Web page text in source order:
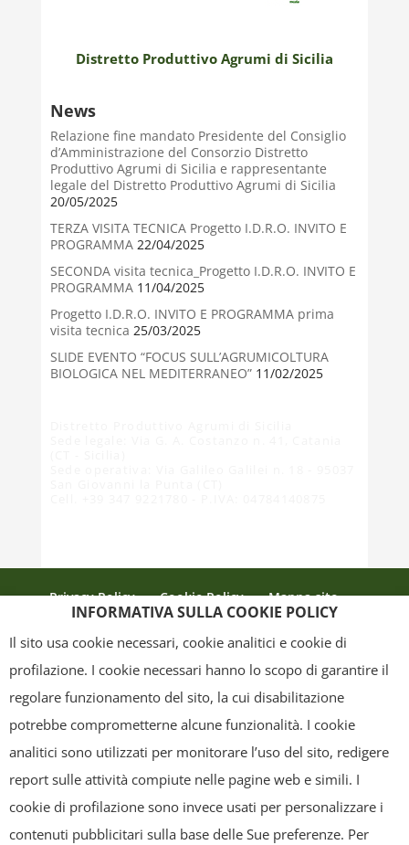
Distretto Produttivo Agrumi di Sicilia
News
Relazione fine mandato Presidente del Consiglio
d’Amministrazione del Consorzio Distretto
Produttivo Agrumi di Sicilia e rappresentante
legale del Distretto Produttivo Agrumi di Sicilia
20/05/2025
TERZA VISITA TECNICA Progetto I.D.R.O. INVITO E
PROGRAMMA22/04/2025
SECONDA visita tecnica_Progetto I.D.R.O. INVITO E
PROGRAMMA11/04/2025
Progetto I.D.R.O. INVITO E PROGRAMMA prima
visita tecnica 25/03/2025
SLIDE EVENTO “FOCUS SULL’AGRUMICOLTURA
BIOLOGICA NEL MEDITERRANEO”11/02/2025
Privacy Policy Cookie Policy
Mappa sito
grafica ed il layout) sono di proprietà del "Distretto Produttivo Agrumi di
Sicilia" e tutelati dal diritto d’autore. È pertanto vietato copiarli,
pubblicarli, riscriverli, commercializzarli, distribuirli, anche soltanto in
parte. Tutti i documenti presenti su questo sito, disponibili gratuitamente
INFORMATIVA SULLA COOKIE POLICY
Il sito usa cookie necessari, cookie analitici e cookie di
profilazione. I cookie necessari hanno lo scopo di garantire il
regolare funzionamento del sito, la cui disabilitazione
potrebbe comprometterne alcune funzionalità. I cookie
analitici sono utilizzati per monitorare l’uso del sito, redigere
report sulle attività compiute nelle pagine web e simili. I
cookie di profilazione sono invece usati per personalizzare i
contenuti pubblicitari sulla base delle Sue preferenze. Per